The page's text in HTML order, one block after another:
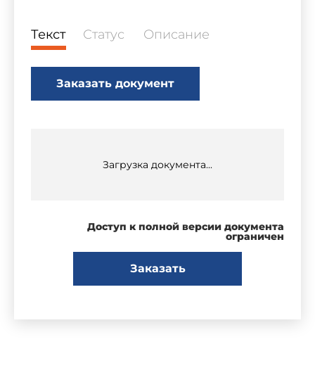
Текст Статус Описание
Заказать документ
Загрузка документа...
Доступ к полной версии документа
ограничен
Заказать